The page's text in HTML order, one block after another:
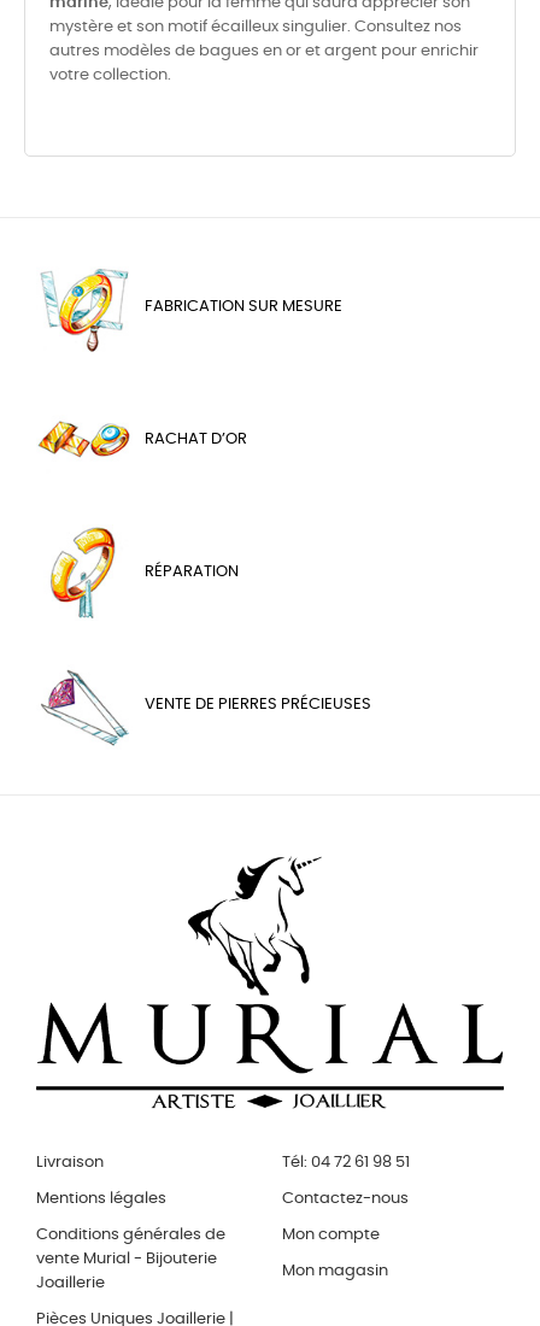
mystère et son motif écailleux singulier. Consultez nos
autres modèles de bagues en or et argent pour enrichir
votre collection.
FABRICATION SUR MESURE
RACHAT D’OR
RÉPARATION
VENTE DE PIERRES PRÉCIEUSES
Livraison
Mentions légales
Conditions générales de
vente Murial - Bijouterie
Joaillerie
Pièces Uniques Joaillerie |
Tél: 04 72 61 98 51
Contactez-nous
Mon compte
Mon magasin